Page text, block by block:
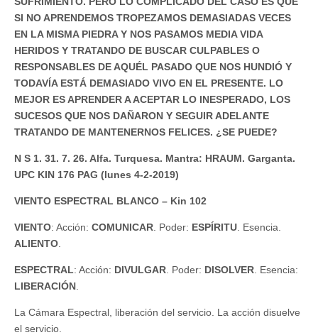
SI NO APRENDEMOS TROPEZAMOS DEMASIADAS VECES
EN LA MISMA PIEDRA Y NOS PASAMOS MEDIA VIDA
HERIDOS Y TRATANDO DE BUSCAR CULPABLES O
RESPONSABLES DE AQUÉL PASADO QUE NOS HUNDIÓ Y
TODAVÍA ESTÁ DEMASIADO VIVO EN EL PRESENTE. LO
MEJOR ES APRENDER A ACEPTAR LO INESPERADO, LOS
SUCESOS QUE NOS DAÑARON Y SEGUIR ADELANTE
TRATANDO DE MANTENERNOS FELICES. ¿SE PUEDE?
N S 1. 31. 7. 26. Alfa. Turquesa. Mantra: HRAUM. Garganta.
UPC KIN 176 PAG (lunes 4-2-2019)
VIENTO ESPECTRAL BLANCO – Kin 102
VIENTO: Acción: COMUNICAR . Poder: ESPÍRITU . Esencia.
ALIENTO
ESPECTRAL: Acción: DIVULGAR . Poder: DISOLVER . Esencia:
LIBERACIÓN
La Cámara Espectral, liberación del servicio. La acción disuelve
el servicio.